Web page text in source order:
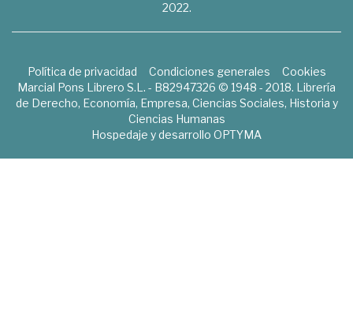
2022.
Política de privacidad Condiciones generales
Cookies
Marcial Pons Librero S.L. - B82947326 © 1948 - 2018. Librería
de Derecho, Economía, Empresa, Ciencias Sociales, Historia y
Ciencias Humanas
Hospedaje y desarrollo OPTYMA